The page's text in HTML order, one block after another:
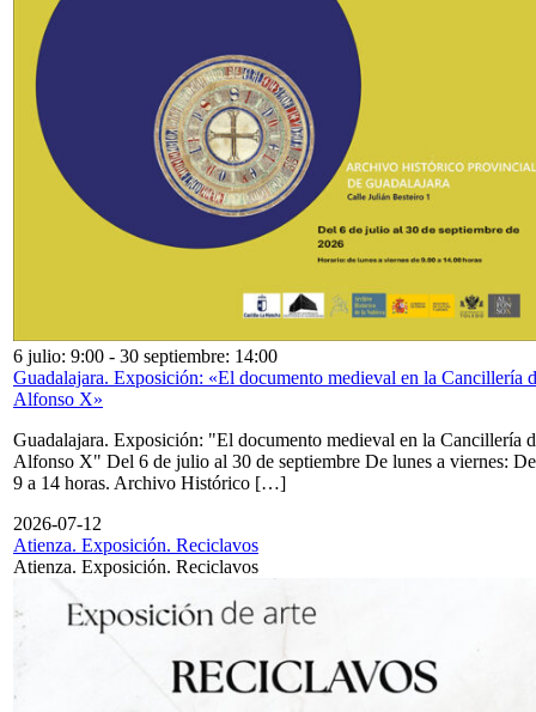
6 julio: 9:00 - 30 septiembre: 14:00
Guadalajara. Exposición: «El documento medieval en la Cancillería
Alfonso X»
Guadalajara. Exposición: "El documento medieval en la Cancillería
Alfonso X" Del 6 de julio al 30 de septiembre De lunes a viernes: De
9 a 14 horas. Archivo Histórico […]
2026-07-12
Atienza. Exposición. Reciclavos
Atienza. Exposición. Reciclavos